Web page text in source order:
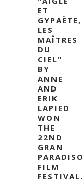
ET
GYPAÈTE,
LES
MAÎTRES
DU
CIEL"
BY
ANNE
AND
ERIK
LAPIED
WON
THE
22ND
GRAN
PARADISO
FILM
FESTIVAL.